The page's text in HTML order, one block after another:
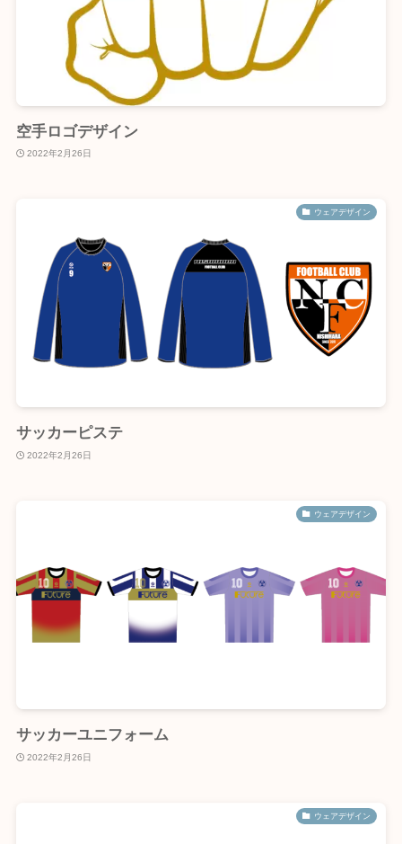
空手ロゴデザイン
2022年2月26日
ウェアデザイン
サッカーピステ
2022年2月26日
ウェアデザイン
サッカーユニフォーム
2022年2月26日
ウェアデザイン